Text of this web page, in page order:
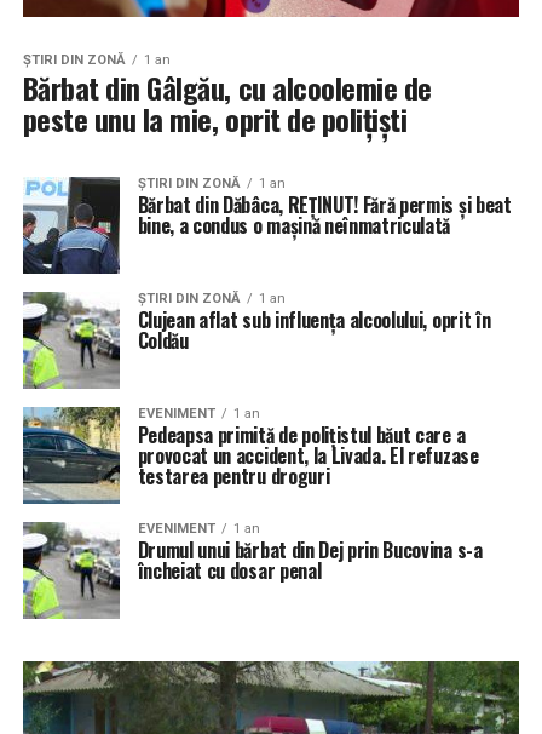
ŞTIRI DIN ZONĂ 1 an
Bărbat din Gâlgău, cu alcoolemie de
peste unu la mie, oprit de polițiști
ŞTIRI DIN ZONĂ 1 an
Bărbat din Dăbâca, REȚINUT! Fără permis și beat
bine, a condus o mașină neînmatriculată
ŞTIRI DIN ZONĂ 1 an
Clujean aflat sub influența alcoolului, oprit în
Coldău
EVENIMENT 1 an
Pedeapsa primită de polițistul băut care a
provocat un accident, la Livada. El refuzase
testarea pentru droguri
EVENIMENT 1 an
Drumul unui bărbat din Dej prin Bucovina s-a
încheiat cu dosar penal